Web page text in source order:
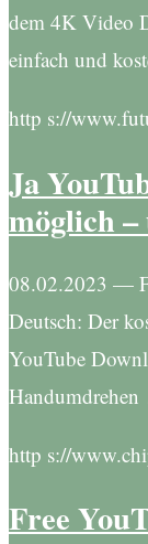
dem 4K Video
einfach und
http s://
Ja
möglich
08.02.2023 —
Deutsch: Der
YouTube
http s://
Free